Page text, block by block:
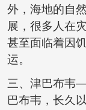
外，海地的自
展，很多人在
甚至面临着因
运。
三、津巴布韦
巴布韦，长久